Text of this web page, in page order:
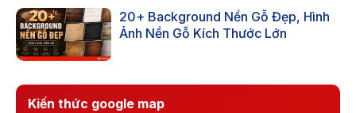
20+ Background Nền Gỗ Đẹp, Hình
Ảnh Nền Gỗ Kích Thước Lớn
Kiến thức google map